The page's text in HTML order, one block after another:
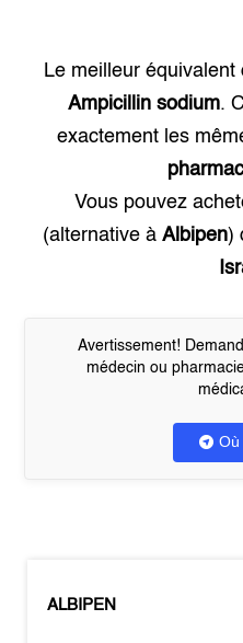
Le meilleur équivalent
Ampicillin sodium.
exactement les
Vous pouvez
(alternative à Albipen)
Avertissement!
médecin ou
Où
ALBIPEN